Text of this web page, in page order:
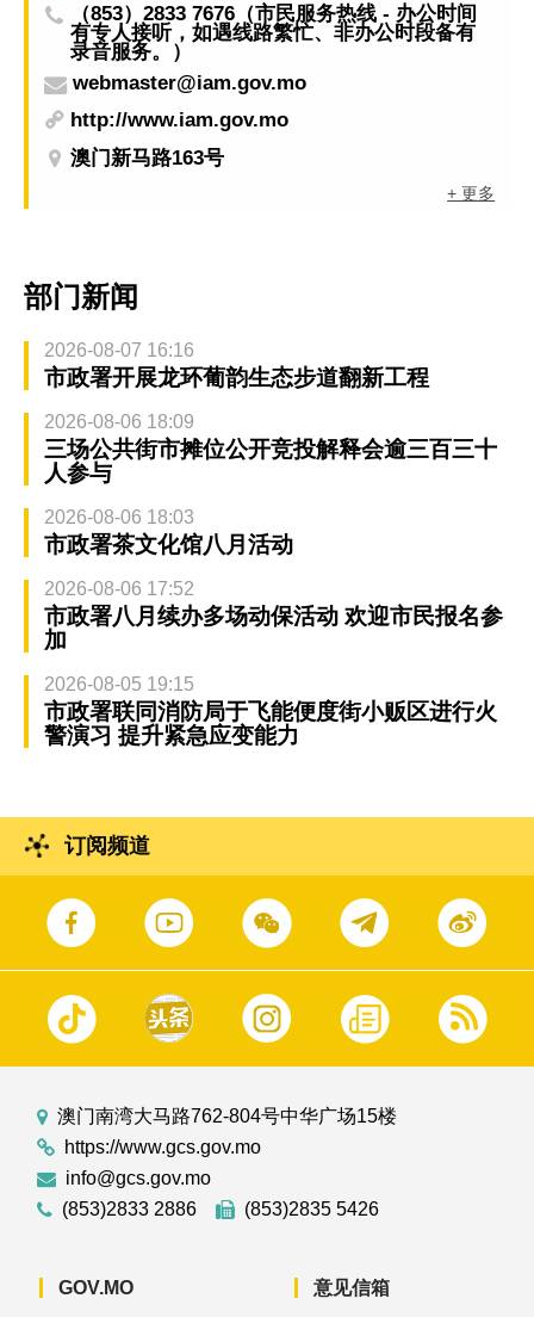
（853）2833 7676（市民服务热线 - 办公时间
有专人接听，如遇线路繁忙、非办公时段备有
录音服务。）
webmaster@iam.gov.mo
http://www.iam.gov.mo
澳门新马路163号
+ 更多
部门新闻
2026-08-07 16:16
市政署开展龙环葡韵生态步道翻新工程
2026-08-06 18:09
三场公共街市摊位公开竞投解释会逾三百三十
人参与
2026-08-06 18:03
市政署茶文化馆八月活动
2026-08-06 17:52
市政署八月续办多场动保活动 欢迎市民报名参
加
2026-08-05 19:15
市政署联同消防局于飞能便度街小贩区进行火
警演习 提升紧急应变能力
订阅频道
澳门南湾大马路762-804号中华广场15楼
https://www.gcs.gov.mo
info@gcs.gov.mo
(853)2833 2886
(853)2835 5426
GOV.MO 意见信箱